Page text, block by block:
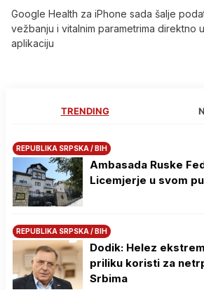
Google Health za iPhone sada šalje
vežbanju i vitalnim parametrima direktno
aplikaciju
TRENDING
REPUBLIKA SRPSKA / BIH
Ambasada Ruske
Licemjerje u svom
REPUBLIKA SRPSKA / BIH
Dodik: Helez
priliku koristi za
Srbima